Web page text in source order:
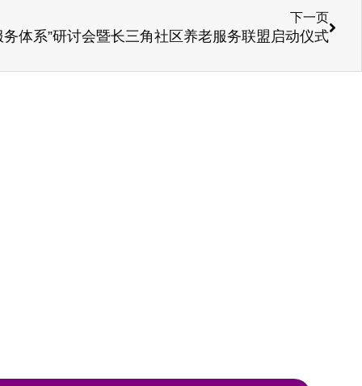
下一页
体系”研讨会暨长三角社区养老服务联盟启动仪式